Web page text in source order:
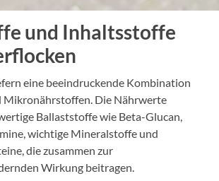
und Inhaltsstoffe
eine beeindruckende Kombination
Mikronährstoffen. Die Nährwerte
Ballaststoffe wie Beta-Glucan,
wichtige Mineralstoffe und
die zusammen zur
Wirkung beitragen.